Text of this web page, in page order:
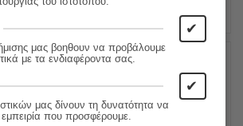
✔
μας βοηθουν να προβάλουμε
με τα ενδιαφέροντα σας.
✔
μας δίνουν τη δυνατότητα να
εμπειρία που προσφέρουμε.